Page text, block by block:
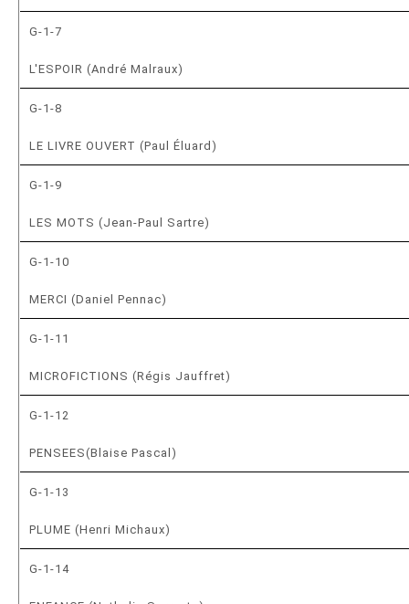
G-1-7
L'ESPOIR (André Malraux)
G-1-8
LE LIVRE OUVERT (Paul Éluard)
G-1-9
LES MOTS (Jean-Paul Sartre)
G-1-10
MERCI (Daniel Pennac)
G-1-11
MICROFICTIONS (Régis Jauffret)
G-1-12
PENSEES(Blaise Pascal)
G-1-13
PLUME (Henri Michaux)
G-1-14